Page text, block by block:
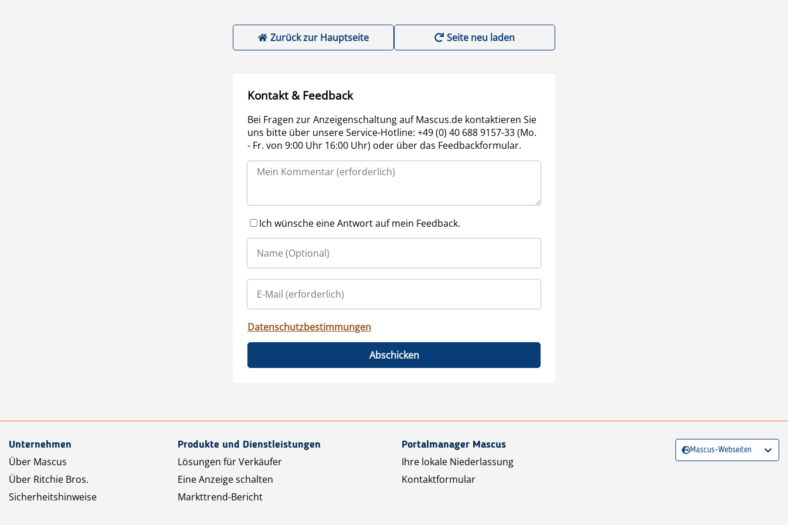
Zurück zur Hauptseite Seite neu laden
Kontakt & Feedback
Bei Fragen zur Anzeigenschaltung auf Mascus.de kontaktieren Sie
uns bitte über unsere Service-Hotline: +49 (0) 40 688 9157-33 (Mo.
- Fr. von 9:00 Uhr 16:00 Uhr) oder über das Feedbackformular.
Ich wünsche eine Antwort auf mein Feedback.
Datenschutzbestimmungen
Abschicken
Unternehmen
Über Mascus
Über Ritchie Bros.
Sicherheitshinweise
Produkte und Dienstleistungen
Lösungen für Verkäufer
Eine Anzeige schalten
Markttrend-Bericht
Portalmanager Mascus
Ihre lokale Niederlassung
Kontaktformular
Mascus-Webseiten